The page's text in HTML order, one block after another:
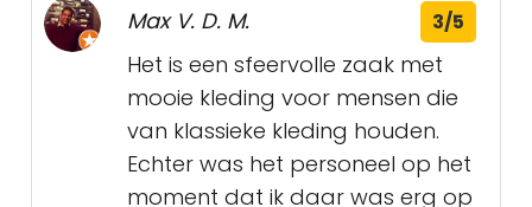
Max V. D. M. 3/5
Het is een sfeervolle zaak met
mooie kleding voor mensen die
van klassieke kleding houden.
Echter was het personeel op het
moment dat ik daar was erg op